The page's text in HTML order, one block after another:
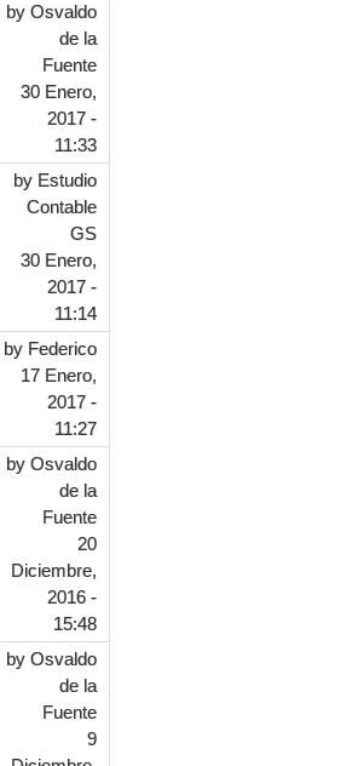
by Osvaldo
de la
Fuente
30 Enero,
2017 -
11:33
by Estudio
Contable
GS
30 Enero,
2017 -
11:14
by Federico
17 Enero,
2017 -
11:27
by Osvaldo
de la
Fuente
20
Diciembre,
2016 -
15:48
by Osvaldo
de la
Fuente
9